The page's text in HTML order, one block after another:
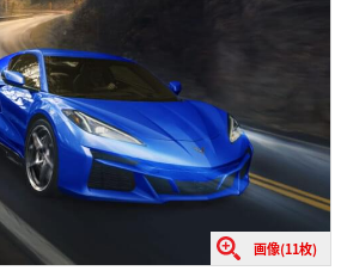
画像(11枚)